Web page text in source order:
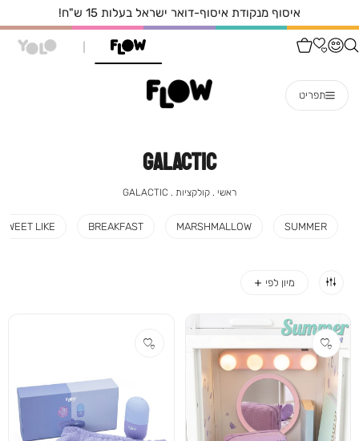
איסוף מנקודת איסוף-דואר ישראל בעלות 15 ש"ח!
תפריט
GALACTIC
ראשי ראשי
קולקציות קולקציות
GALACTIC
GALACTIC
SUMMER
MARSHMALLOW
BREAKFAST
SWEET LIKE